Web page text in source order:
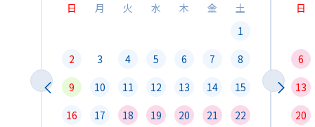
日
月 火 水 木 金
土
1
2
3 4 5 6 7
8
9
10 11 12 13 14
15
16
17 18 19 20 21
22
日
6
13
20